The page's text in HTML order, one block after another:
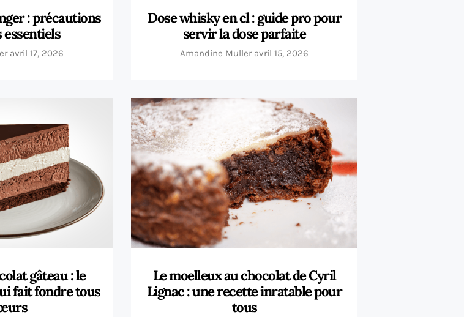
: précautions
avril 17, 2026
Dose whisky en cl : guide pro pour
servir la dose parfaite
Amandine Muller avril 15, 2026
gâteau : le
fait fondre tous
Le moelleux au chocolat de Cyril
Lignac : une recette inratable pour
tous